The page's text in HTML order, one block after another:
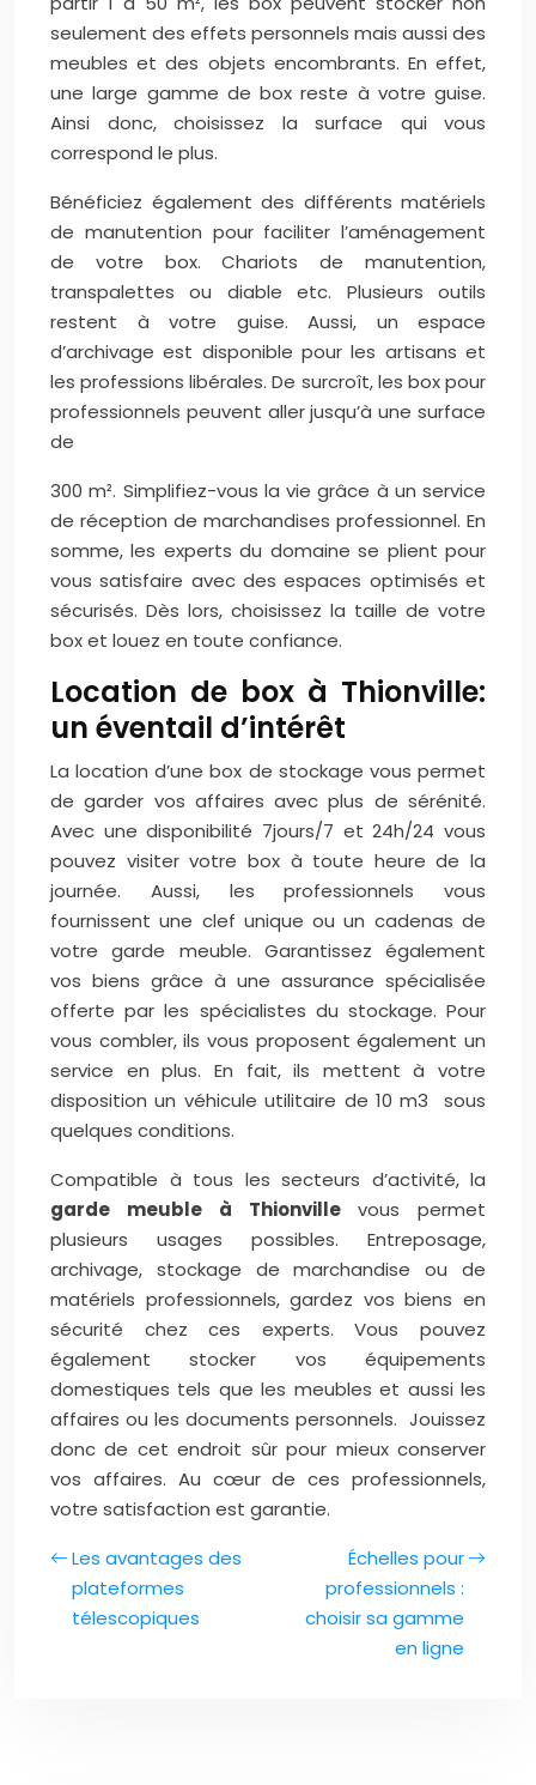
seulement des effets personnels mais aussi des
meubles et des objets encombrants. En effet,
une large gamme de box reste à votre guise.
Ainsi donc, choisissez la surface qui vous
correspond le plus.
Bénéficiez également des différents matériels
de manutention pour faciliter l’aménagement
de votre box. Chariots de manutention,
transpalettes ou diable etc. Plusieurs outils
restent à votre guise. Aussi, un espace
d’archivage est disponible pour les artisans et
les professions libérales. De surcroît, les box pour
professionnels peuvent aller jusqu’à une surface
de
300 m². Simplifiez-vous la vie grâce à un service
de réception de marchandises professionnel. En
somme, les experts du domaine se plient pour
vous satisfaire avec des espaces optimisés et
sécurisés. Dès lors, choisissez la taille de votre
box et louez en toute confiance.
Location de box à Thionville:
un éventail d’intérêt
La location d’une box de stockage vous permet
de garder vos affaires avec plus de sérénité.
Avec une disponibilité 7jours/7 et 24h/24 vous
pouvez visiter votre box à toute heure de la
journée. Aussi, les professionnels vous
fournissent une clef unique ou un cadenas de
votre garde meuble. Garantissez également
vos biens grâce à une assurance spécialisée
offerte par les spécialistes du stockage. Pour
vous combler, ils vous proposent également un
service en plus. En fait, ils mettent à votre
disposition un véhicule utilitaire de 10 m3 sous
quelques conditions.
Compatible à tous les secteurs d’activité, la
garde meuble à Thionville vous permet
plusieurs usages possibles. Entreposage,
archivage, stockage de marchandise ou de
matériels professionnels, gardez vos biens en
sécurité chez ces experts. Vous pouvez
également stocker vos équipements
domestiques tels que les meubles et aussi les
affaires ou les documents personnels. Jouissez
donc de cet endroit sûr pour mieux conserver
vos affaires. Au cœur de ces professionnels,
votre satisfaction est garantie.
Les avantages des
plateformes
télescopiques
Échelles pour
professionnels :
choisir sa gamme
en ligne